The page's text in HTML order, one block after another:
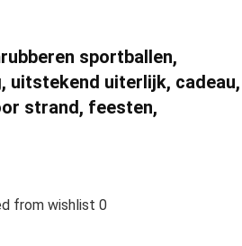
sportballen,
uitstekend uiterlijk, cadeau,
strand, feesten,
from wishlist 0